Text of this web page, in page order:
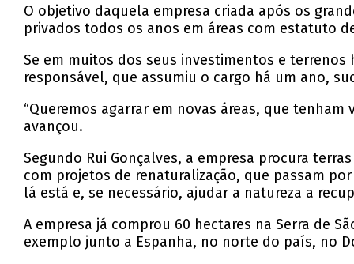
O objetivo daquela empresa criada após os
privados todos os anos em áreas com estatuto
Se em muitos dos seus investimentos e
responsável, que assumiu o cargo há um ano,
“Queremos agarrar em novas áreas, que
avançou.
Segundo Rui Gonçalves, a empresa procura
com projetos de renaturalização, que passam
lá está e, se necessário, ajudar a natureza a
A empresa já comprou 60 hectares na Serra de
exemplo junto a Espanha, no norte do país, no